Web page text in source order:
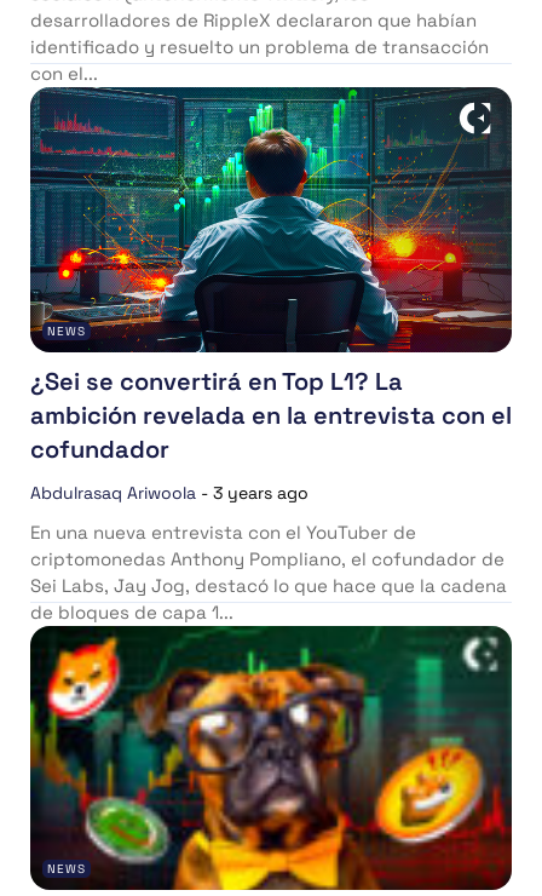
desarrolladores de RippleX declararon que habían
identificado y resuelto un problema de transacción
con el...
NEWS
¿Sei se convertirá en Top L1? La
ambición revelada en la entrevista con el
cofundador
Abdulrasaq Ariwoola - 3 years ago
En una nueva entrevista con el YouTuber de
criptomonedas Anthony Pompliano, el cofundador de
Sei Labs, Jay Jog, destacó lo que hace que la cadena
de bloques de capa 1...
NEWS